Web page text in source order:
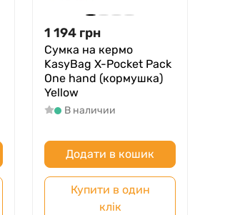
1 194 грн
Сумка на кермо
KasyBag X-Pocket Pack
One hand (кормушка)
Yellow
В наличии
Додати в кошик
Купити в один
клік